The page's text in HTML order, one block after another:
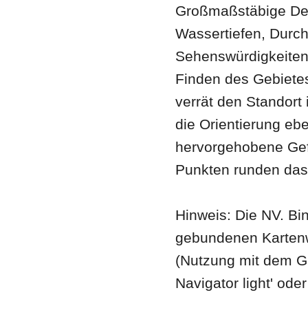
Großmaßstäbige
Wassertiefen,
Finden des
verrät den Standort
die Orientierung
hervorgehobene
Punkten runden
Hinweis: Die NV.
gebundenen
(Nutzung mit dem
Navigator light'